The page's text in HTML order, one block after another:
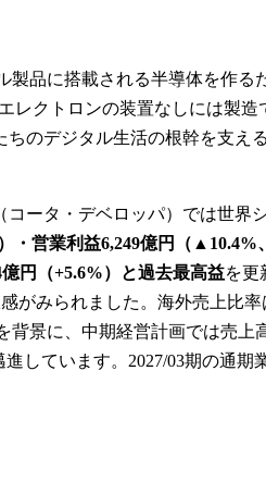
品に搭載される半導体を作る
レクトロンの装置なしには製
のデジタル生活の根幹を支え
ータ・デベロッパ）では世界
・営業利益6,249億円（▲10.4%
円（+5.6%）と過去最高益を更
がみられました。海外売上比率
景に、中期経営計画では売上
しています。2027/03期の通期